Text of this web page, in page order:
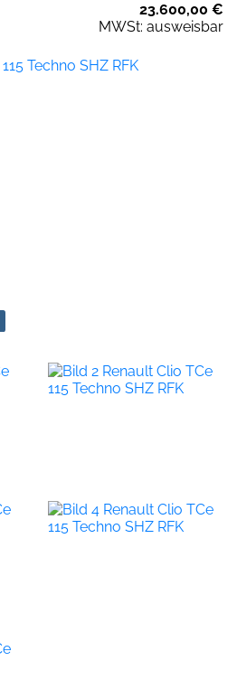
23.600,00 €
MWSt: ausweisbar